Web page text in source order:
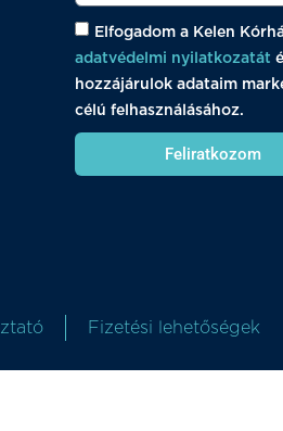
Elfogadom a Kelen
adatvédelmi nyilatkozatát
hozzájárulok adataim
célú felhasználásához.
Feliratkozom
Fizetési lehetőségek